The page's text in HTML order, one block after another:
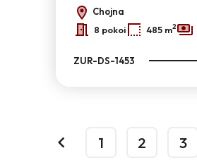
Chojna
8 pokoi
485 m2
ZUR-DS-1453
prev
1 2 3